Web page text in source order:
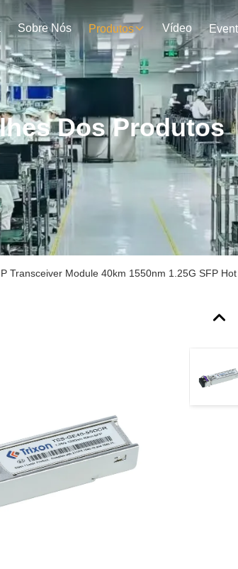
Sobre Nós Produtos Vídeo
Dos Produtos
Transceiver Module 40km 1550nm 1.25G SFP